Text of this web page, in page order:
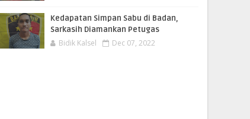
Kedapatan Simpan Sabu di Badan,
Sarkasih Diamankan Petugas
Bidik Kalsel Dec 07, 2022